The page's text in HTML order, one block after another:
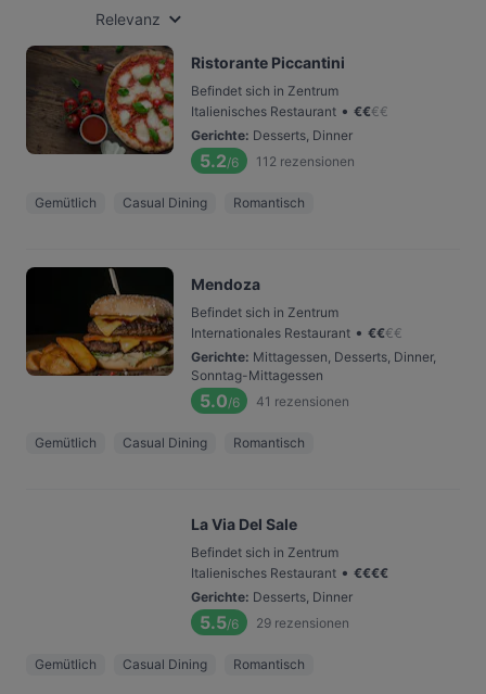
Relevanz
Ristorante Piccantini
Befindet sich in Zentrum
Italienisches Restaurant • €€€€
Gerichte: Desserts, Dinner
5.2/6 112 rezensionen
Gemütlich Casual Dining Romantisch
Mendoza
Befindet sich in Zentrum
Internationales Restaurant • €€€€
Gerichte: Mittagessen, Desserts, Dinner,
Sonntag-Mittagessen
5.0/6 41 rezensionen
Gemütlich Casual Dining Romantisch
La Via Del Sale
Befindet sich in Zentrum
Italienisches Restaurant • €€€€
Gerichte: Desserts, Dinner
5.5/6 29 rezensionen
Gemütlich Casual Dining Romantisch